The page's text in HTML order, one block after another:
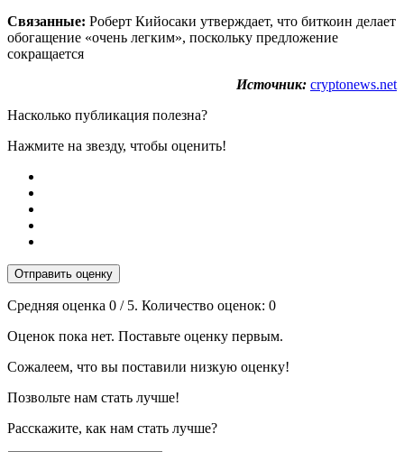
Связанные: Роберт Кийосаки утверждает, что биткоин делает
обогащение «очень легким», поскольку предложение
сокращается
Источник: cryptonews.net
Насколько публикация полезна?
Нажмите на звезду, чтобы оценить!
Отправить оценку
Средняя оценка 0 / 5. Количество оценок: 0
Оценок пока нет. Поставьте оценку первым.
Сожалеем, что вы поставили низкую оценку!
Позвольте нам стать лучше!
Расскажите, как нам стать лучше?